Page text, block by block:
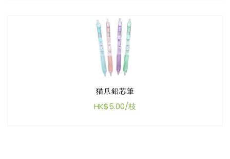
猫爪鉛芯筆
HK$5.00/枝